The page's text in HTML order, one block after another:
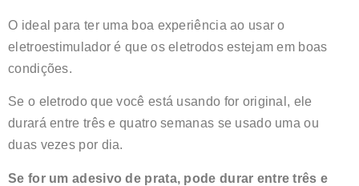
O ideal para ter uma boa experiência ao usar o
eletroestimulador é que os eletrodos estejam em boas
condições.
Se o eletrodo que você está usando for original, ele
durará entre três e quatro semanas se usado uma ou
duas vezes por dia.
Se for um adesivo de prata, pode durar entre três e